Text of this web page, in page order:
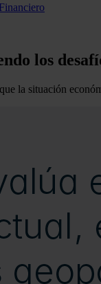
los
la situación